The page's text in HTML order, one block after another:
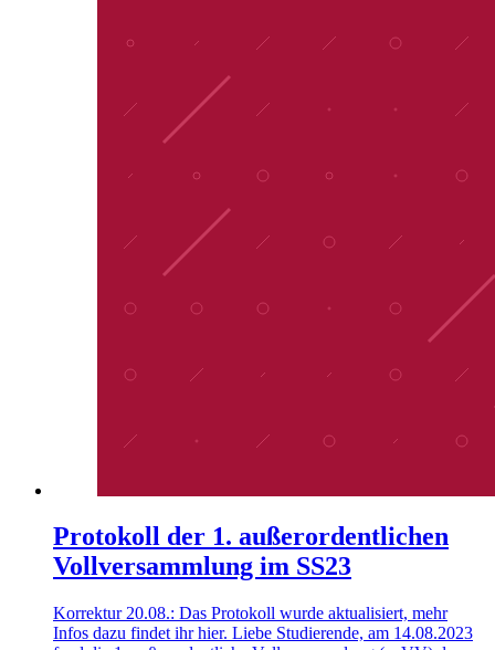
Protokoll der 1. außerordentlichen
Vollversammlung im SS23
Korrektur 20.08.: Das Protokoll wurde aktualisiert, mehr
Infos dazu findet ihr hier. Liebe Studierende, am 14.08.2023